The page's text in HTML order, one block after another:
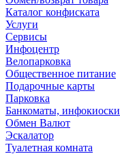
Каталог конфиската
Услуги
Сервисы
Инфоцентр
Велопарковка
Общественное питание
Подарочные карты
Парковка
Банкоматы, инфокиоски
Обмен Валют
Эскалатор
Туалетная комната